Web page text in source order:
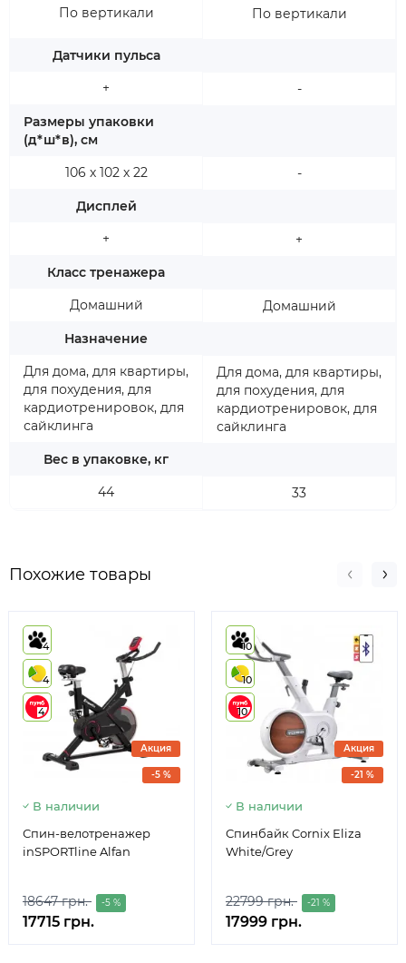
По вертикали
Датчики пульса
+
Размеры упаковки
(д*ш*в), см
106 х 102 х 22
Дисплей
+
Класс тренажера
Домашний
Назначение
Для дома, для квартиры,
для похудения, для
кардиотренировок, для
сайклинга
Вес в упаковке, кг
44
По вертикали
-
-
+
Домашний
Для дома, для квартиры,
для похудения, для
кардиотренировок, для
сайклинга
33
Похожие товары
4
4
4
-5 %
Акция
В наличии
Спин-велотренажер
inSPORTline Alfan
18647 грн. -5 %
17715 грн.
10
10
10
-21 %
Акция
В наличии
Спинбайк Cornix Eliza
White/Grey
22799 грн. -21 %
17999 грн.